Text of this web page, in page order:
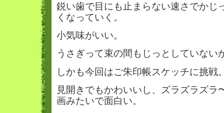
鋭い歯で目にも止まらない速さでかじ
くなっていく。
小気味がいい。
うさぎって束の間もじっとしていない
しかも今回はご朱印帳スケッチに挑戦
見開きでもかわいいし、ズラズラズラ
画みたいで面白い。